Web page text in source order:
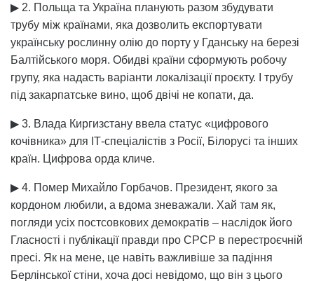
▶ 2. Польща та Україна планують разом збудувати
трубу між країнами, яка дозволить експортувати
українську рослинну олію до порту у Гданську на березі
Балтійського моря. Обидві країни сформують робочу
групу, яка надасть варіанти локалізації проєкту. І трубу
під закарпатське вино, щоб двічі не копати, да.
▶ 3. Влада Киргизстану ввела статус «цифрового
кочівника» для ІТ-спеціалістів з Росії, Білорусі та інших
країн. Цифрова орда кличе.
▶ 4. Помер Михайло Горбачов. Президент, якого за
кордоном любили, а вдома зневажали. Хай там як,
погляди усіх постсовкових демократів – наслідок його
Гласності і публікації правди про СРСР в перестроєчній
пресі. Як на мене, це навіть важливіше за падіння
Берлінської стіни, хоча досі невідомо, що він з цього